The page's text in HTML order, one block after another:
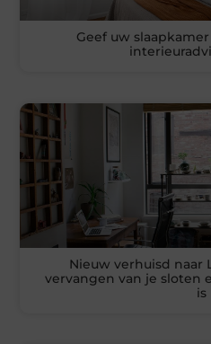
Geef uw
Nieuw verhuisd naar
vervangen van je sloten
is